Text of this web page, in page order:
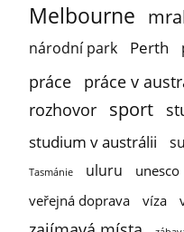
Melbourne
národní park Perth
práce práce v
rozhovor sport
studium v austrálii
Tasmánie uluru unesco
veřejná doprava víza